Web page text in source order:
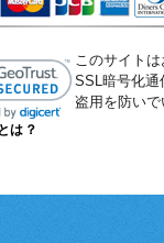
は？
このサイト
SSL暗号化通
盗用を防いで